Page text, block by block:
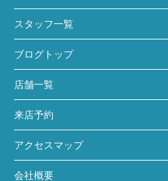
スタッフ一覧
ブログトップ
店舗一覧
来店予約
アクセスマップ
会社概要